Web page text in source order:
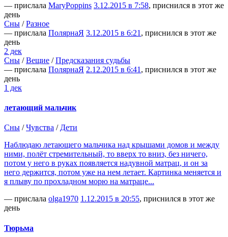
— прислала MaryPoppins 3.12.2015 в 7:58, приснился в этот же
день
Сны /Разное
— прислала ПолярнаЯ 3.12.2015 в 6:21 , приснился в этот же
день
2 дек
Сны /Вещие /Предсказания судьбы
— прислала ПолярнаЯ 2.12.2015 в 6:41 , приснился в этот же
день
1 дек
летающий мальчик
Сны /Чувства /Дети
Наблюдаю летающего мальчика над крышами домов и между
ними, полёт стремительный, то вверх то вниз, без ничего,
потом у него в руках появляется надувной матрац, и он за
него держится, потом уже на нем летает. Картинка меняется и
я плыву по прохладном морю на матраце...
— прислала olga1970 1.12.2015 в 20:55, приснился в этот же
день
Тюрьма